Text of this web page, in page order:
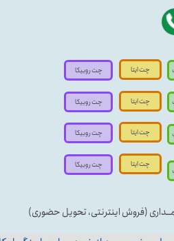
(فروش اینترنتی، تحویل حضوری)
چت ایتا
چت ایتا
چت ایتا
چت ایتا
چت روبیکا
چت روبیکا
چت روبیکا
چت روبیکا